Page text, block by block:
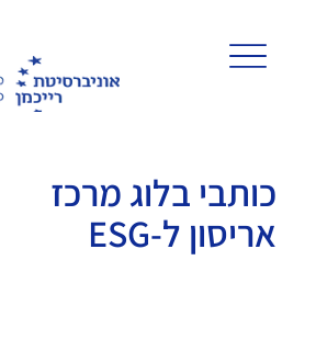
כותבי בלוג מרכז
אריסון ל-ESG